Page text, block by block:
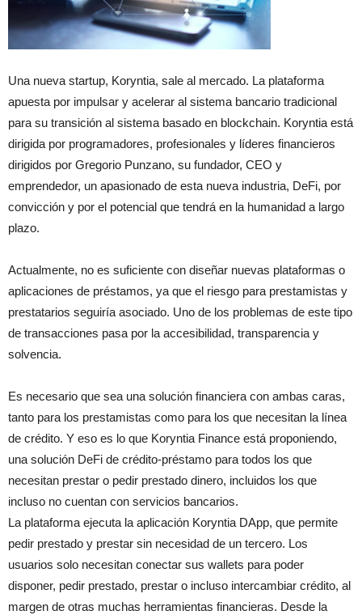
Una nueva startup, Koryntia, sale al mercado. La plataforma
apuesta por impulsar y acelerar al sistema bancario tradicional
para su transición al sistema basado en blockchain. Koryntia está
dirigida por programadores, profesionales y líderes financieros
dirigidos por Gregorio Punzano, su fundador, CEO y
emprendedor, un apasionado de esta nueva industria, DeFi, por
convicción y por el potencial que tendrá en la humanidad a largo
plazo.
Actualmente, no es suficiente con diseñar nuevas plataformas o
aplicaciones de préstamos, ya que el riesgo para prestamistas y
prestatarios seguiría asociado. Uno de los problemas de este tipo
de transacciones pasa por la accesibilidad, transparencia y
solvencia.
Es necesario que sea una solución financiera con ambas caras,
tanto para los prestamistas como para los que necesitan la línea
de crédito. Y eso es lo que Koryntia Finance está proponiendo,
una solución DeFi de crédito-préstamo para todos los que
necesitan prestar o pedir prestado dinero, incluidos los que
incluso no cuentan con servicios bancarios.
La plataforma ejecuta la aplicación Koryntia DApp, que permite
pedir prestado y prestar sin necesidad de un tercero. Los
usuarios solo necesitan conectar sus wallets para poder
disponer, pedir prestado, prestar o incluso intercambiar crédito, al
margen de otras muchas herramientas financieras. Desde la